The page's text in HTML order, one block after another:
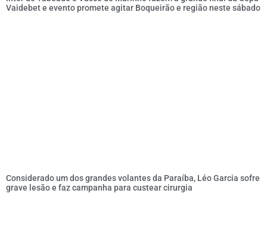
Vaidebet e evento promete agitar Boqueirão e região neste sábado
Considerado um dos grandes volantes da Paraíba, Léo Garcia sofre
grave lesão e faz campanha para custear cirurgia